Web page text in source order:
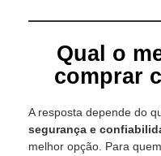
Qual o
comprar
A resposta depende do
segurança e
melhor opção. Para